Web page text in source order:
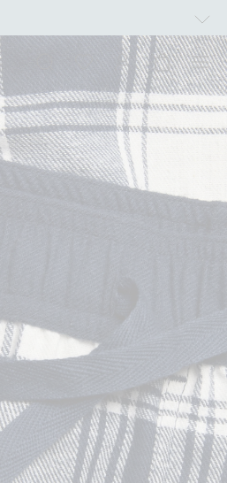
2 eller flere varer som inngår i tilbudet tom.
eller blir medlem. Kan ikke kombineres med
nå